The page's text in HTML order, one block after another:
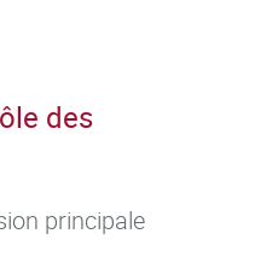
des
principale